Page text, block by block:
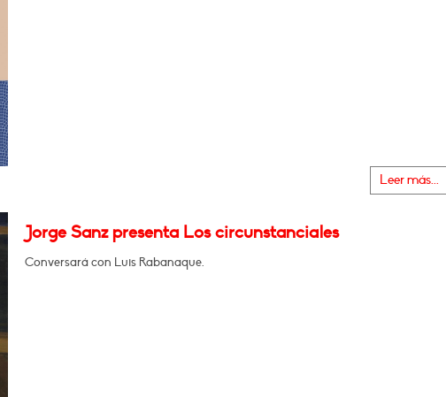
Leer más...
Jorge Sanz presenta Los circunstanciales
Conversará con Luis Rabanaque.